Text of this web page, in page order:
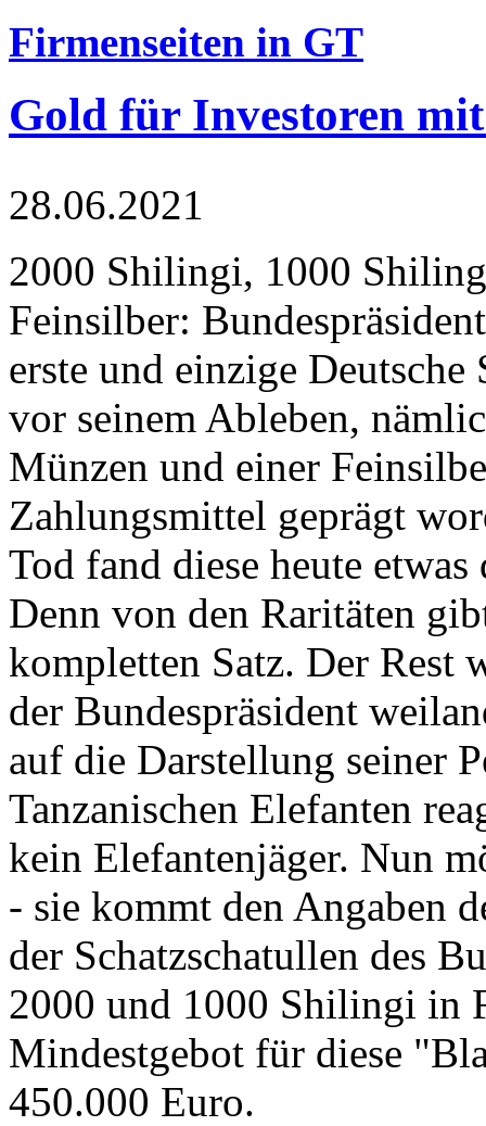
Firmenseiten in GT
Gold für Investoren
28.06.2021
2000 Shilingi, 1000
Feinsilber:
erste und einzige Deutsche
vor seinem Ableben,
Münzen und einer
Zahlungsmittel geprägt
Tod fand diese heute
Denn von den Raritäten
kompletten Satz. Der Rest
der Bundespräsident
auf die Darstellung seiner
Tanzanischen Elefanten
kein Elefantenjäger. Nun
- sie kommt den Angaben
der Schatzschatullen des
2000 und 1000 Shilingi in
Mindestgebot für diese
450.000 Euro.